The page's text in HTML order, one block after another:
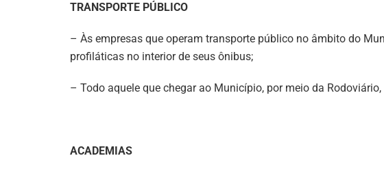
TRANSPORTE PÚBLICO
– Às empresas que operam transporte público no âmbito do
profiláticas no interior de seus ônibus;
– Todo aquele que chegar ao Município, por meio da
ACADEMIAS